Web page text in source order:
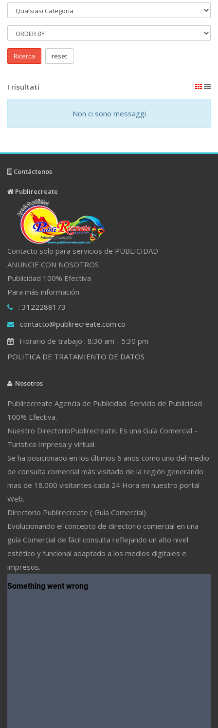
Ricerca reset
I risultati
Non ci sono messaggi
Contáctenos
Publirecreate
Contacto solo para servicios de PUBLICIDAD
ANUNCIE CON NOSOTROS
Publicidad 100% Efectiva
Para más información
: 3122288173
contacto@publirecreate.com.co
Horario de trabajo : 8:30 am - 5:30 pm
POLITICA DE TRATAMIENTO DE DATOS
Nosotros
Publirecreate Agencia de Publicidad .Servicio de Publicidad
100% Efectiva.
Nuestro DirectorioPublirecreate. Es una Guía Comercial -
Turistica Impresa y virtual.
Se ha posicionado en los últimos 6 años como uno del medio
de consulta comercial más visitado de la región generando
mas de 18.000 visitantes cada 24 Hora en nuestro portal
Web.
Directorio Publirecreate ( Guía Comercial)
Evolucionando el concepto de directorio comercial en una
guía Comercial de fácil consulta reflejando un alto nivel
estético y funcional adaptado a los medios digitales e
impresos.